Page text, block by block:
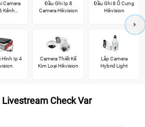
Kênh
Đầu Ghi Ip 8
Camera Hikvision
Đầu Ghi 8 Ổ Cưng
Hikvision
Hình Ip 4
Camera Thiết Kế
Kim Loại Hikvision
Lắp Camera
Hybrid Light
Check Var